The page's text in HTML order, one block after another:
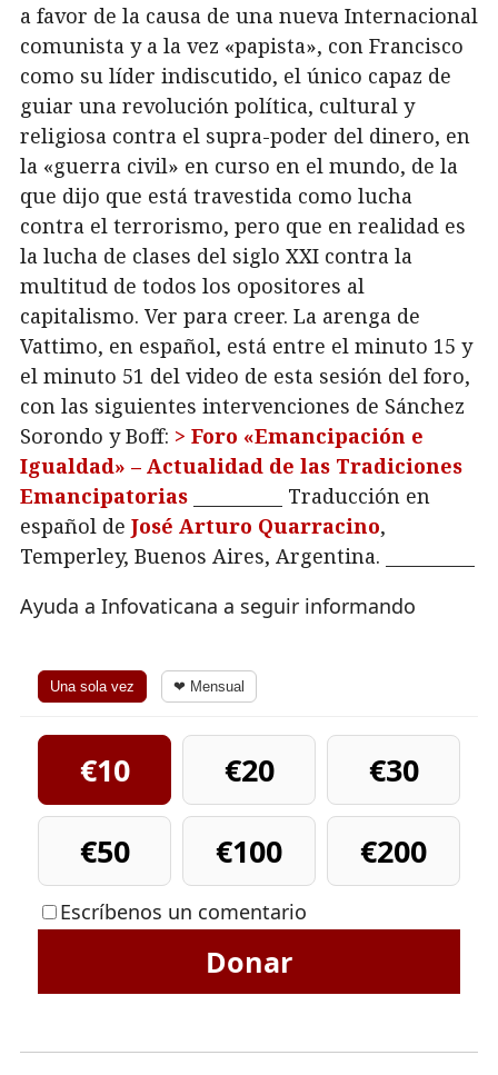
a favor de la causa de una nueva Internacional
comunista y a la vez «papista», con Francisco
como su líder indiscutido, el único capaz de
guiar una revolución política, cultural y
religiosa contra el supra-poder del dinero, en
la «guerra civil» en curso en el mundo, de la
que dijo que está travestida como lucha
contra el terrorismo, pero que en realidad es
la lucha de clases del siglo XXI contra la
multitud de todos los opositores al
capitalismo. Ver para creer. La arenga de
Vattimo, en español, está entre el minuto 15 y
el minuto 51 del video de esta sesión del foro,
con las siguientes intervenciones de Sánchez
Sorondo y Boff: > Foro «Emancipación e
Igualdad» – Actualidad de las Tradiciones
Emancipatorias __________ Traducción en
español de José Arturo Quarracino,
Temperley, Buenos Aires, Argentina. __________
Ayuda a Infovaticana a seguir informando
Una sola vez ❤ Mensual
€10 €20
€30
€50
€100 €200
Escríbenos un comentario
Donar